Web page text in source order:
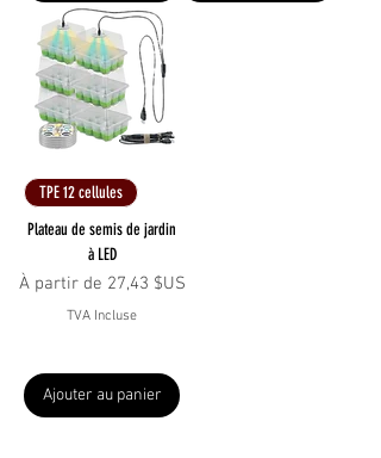
TPE 12 cellules
Plateau de semis de jardin
à LED
À partir de 27,43 $US
Prix promotionnel
TVA Incluse
Ajouter au panier